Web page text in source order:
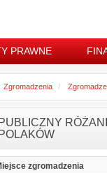
PRAWNE
Zgromadzenia
PUBLICZNY
POLAKÓW
zgromadzenia